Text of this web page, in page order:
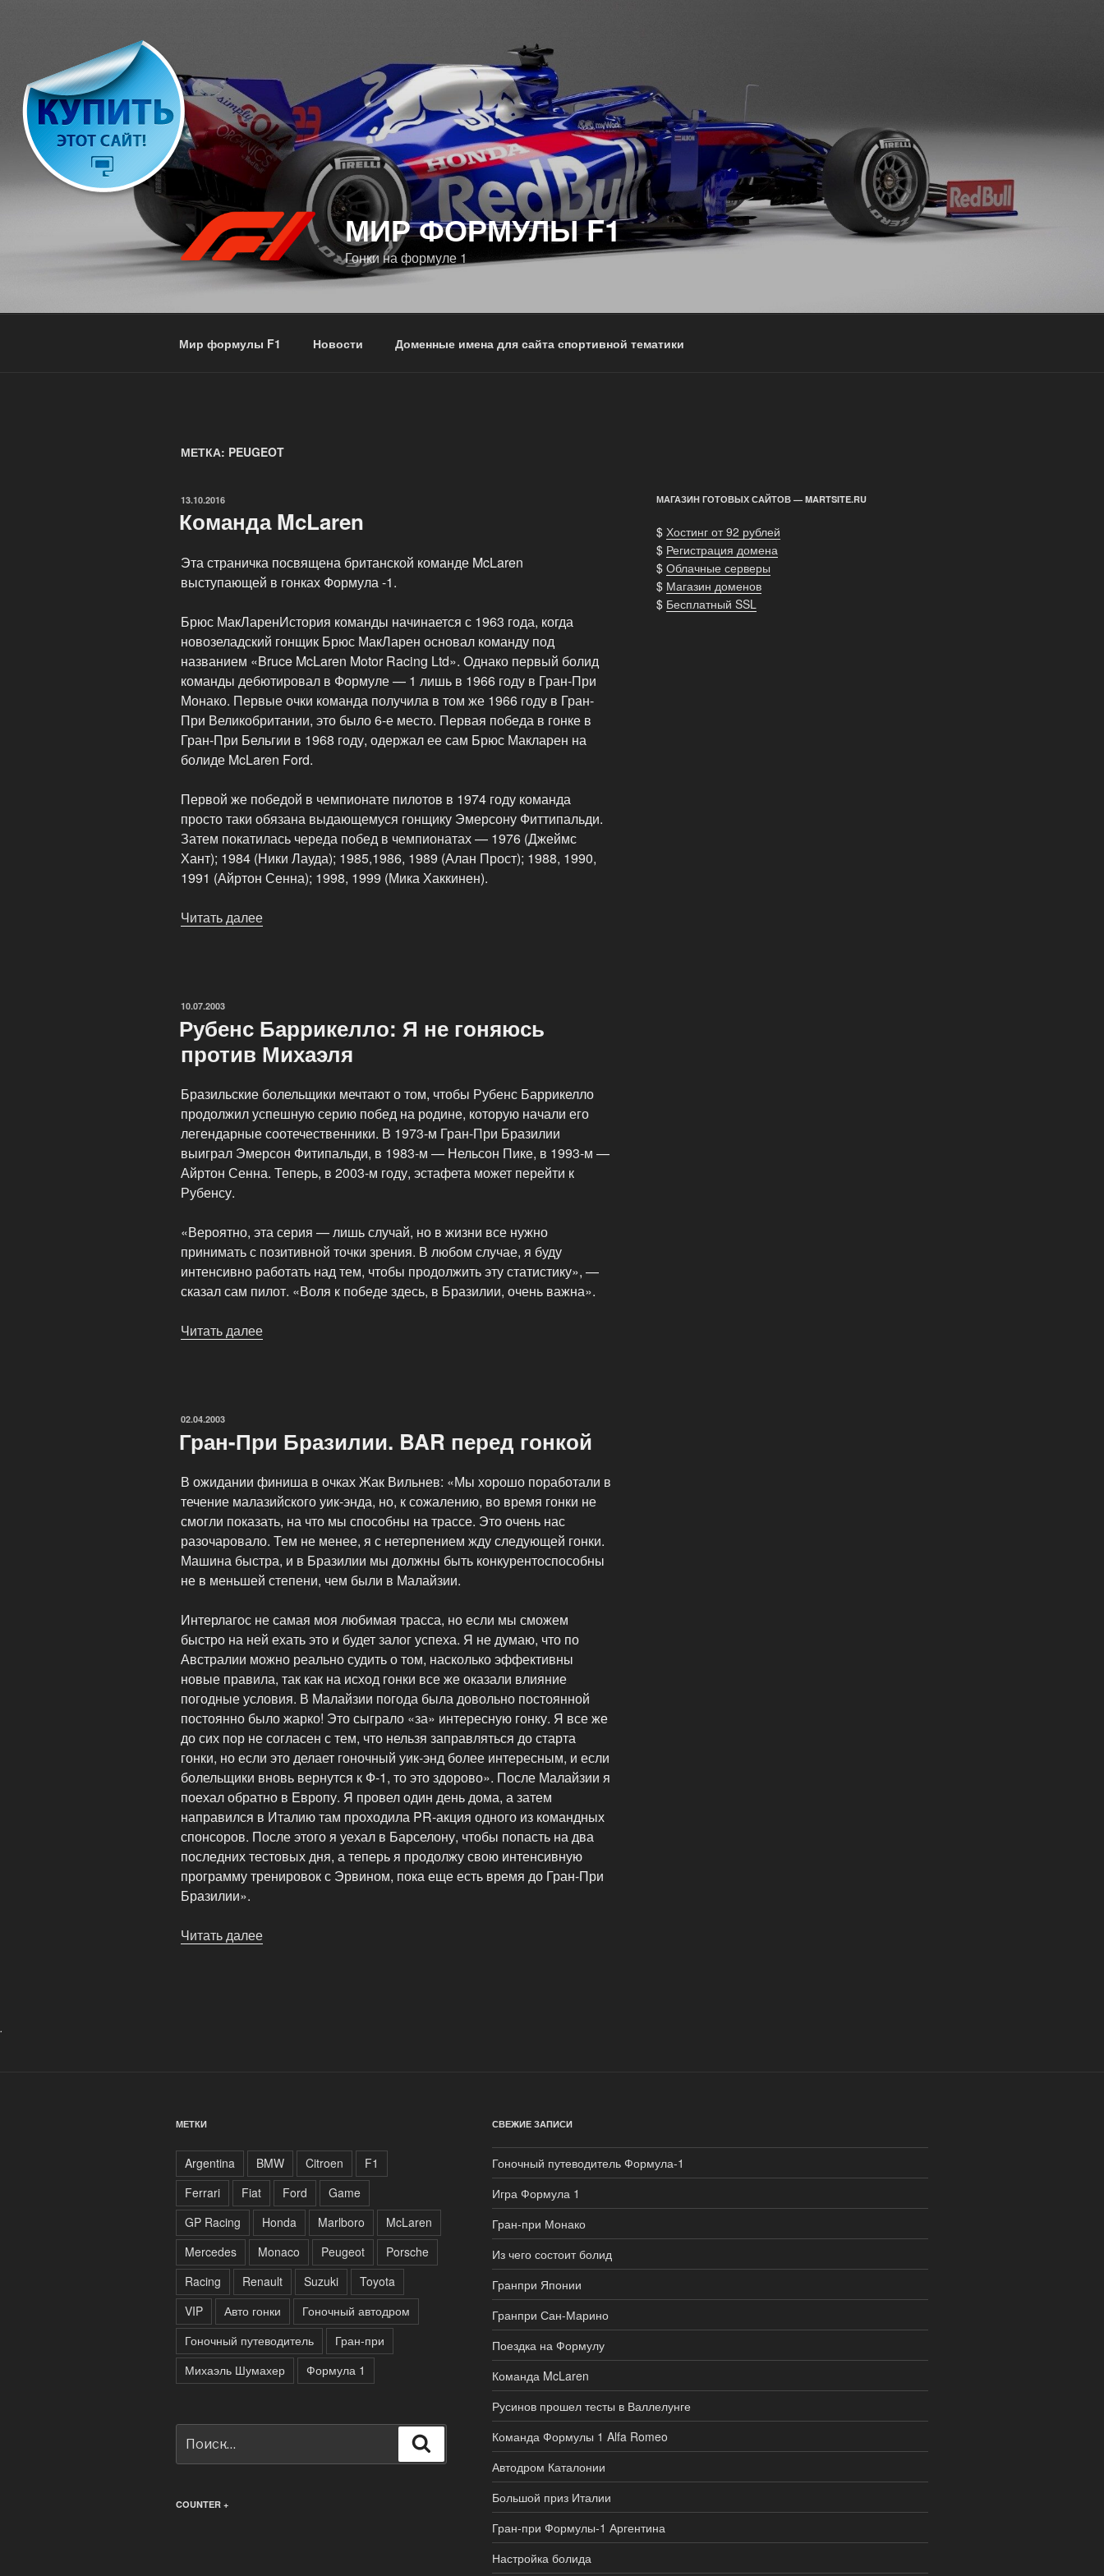
МИР ФОРМУЛЫ F1
Гонки на формуле 1
Мир формулы F1 Новости Доменные имена для сайта спортивной тематики
МЕТКА: PEUGEOT
ОПУБЛИКОВАНО
13.10.2016
Команда McLaren
Эта страничка посвящена британской команде McLaren
выступающей в гонках Формула -1.
Брюс МакЛаренИстория команды начинается с 1963 года, когда
новозеладский гонщик Брюс МакЛарен основал команду под
названием «Bruce McLaren Motor Racing Ltd». Однако первый болид
команды дебютировал в Формуле — 1 лишь в 1966 году в Гран-При
Монако. Первые очки команда получила в том же 1966 году в Гран-
При Великобритании, это было 6-е место. Первая победа в гонке в
Гран-При Бельгии в 1968 году, одержал ее сам Брюс Макларен на
болиде McLaren Ford.
Первой же победой в чемпионате пилотов в 1974 году команда
просто таки обязана выдающемуся гонщику Эмерсону Фиттипальди.
Затем покатилась череда побед в чемпионатах — 1976 (Джеймс
Хант); 1984 (Ники Лауда); 1985,1986, 1989 (Алан Прост); 1988, 1990,
1991 (Айртон Сенна); 1998, 1999 (Мика Хаккинен).
Читать далее
ОПУБЛИКОВАНО
10.07.2003
Рубенс Баррикелло: Я не гоняюсь
против Михаэля
Бразильские болельщики мечтают о том, чтобы Рубенс Баррикелло
продолжил успешную серию побед на родине, которую начали его
легендарные соотечественники. В 1973-м Гран-При Бразилии
выиграл Эмерсон Фитипальди, в 1983-м — Нельсон Пике, в 1993-м —
Айртон Сенна. Теперь, в 2003-м году, эстафета может перейти к
Рубенсу.
«Вероятно, эта серия — лишь случай, но в жизни все нужно
принимать с позитивной точки зрения. В любом случае, я буду
интенсивно работать над тем, чтобы продолжить эту статистику», —
сказал сам пилот. «Воля к победе здесь, в Бразилии, очень важна».
Читать далее
Михаэля»
ОПУБЛИКОВАНО
02.04.2003
Гран-При Бразилии. BAR перед гонкой
В ожидании финиша в очках Жак Вильнев: «Мы хорошо поработали в
течение малазийского уик-энда, но, к сожалению, во время гонки не
смогли показать, на что мы способны на трассе. Это очень нас
разочаровало. Тем не менее, я с нетерпением жду следующей гонки.
Машина быстра, и в Бразилии мы должны быть конкурентоспособны
не в меньшей степени, чем были в Малайзии.
Интерлагос не самая моя любимая трасса, но если мы сможем
быстро на ней ехать это и будет залог успеха. Я не думаю, что по
Австралии можно реально судить о том, насколько эффективны
новые правила, так как на исход гонки все же оказали влияние
погодные условия. В Малайзии погода была довольно постоянной
постоянно было жарко! Это сыграло «за» интересную гонку. Я все же
до сих пор не согласен с тем, что нельзя заправляться до старта
гонки, но если это делает гоночный уик-энд более интересным, и если
болельщики вновь вернутся к Ф-1, то это здорово». После Малайзии я
поехал обратно в Европу. Я провел один день дома, а затем
направился в Италию там проходила PR-акция одного из командных
спонсоров. После этого я уехал в Барселону, чтобы попасть на два
последних тестовых дня, а теперь я продолжу свою интенсивную
программу тренировок с Эрвином, пока еще есть время до Гран-При
Бразилии».
Читать далее
МАГАЗИН ГОТОВЫХ САЙТОВ — MARTSITE.RU
$ Хостинг от 92 рублей
$ Регистрация домена
$ Облачные серверы
$ Магазин доменов
$ Бесплатный SSL
.
МЕТКИ
Argentina BMW Citroen
F1
Ferrari
Fiat Ford
Game
GP Racing
Honda Marlboro
McLaren
Mercedes
Monaco Peugeot
Porsche
Racing
Renault Suzuki
Toyota
VIP
Авто гонки
Гоночный автодром
Гоночный путеводитель
Гран-при
Михаэль Шумахер
Формула 1
COUNTER +
СВЕЖИЕ ЗАПИСИ
Гоночный путеводитель Формула-1
Игра Формула 1
Гран-при Монако
Из чего состоит болид
Гранпри Японии
Гранпри Сан-Марино
Поездка на Формулу
Команда McLaren
Русинов прошел тесты в Валлелунге
Команда Формулы 1 Alfa Romeo
Автодром Каталонии
Большой приз Италии
Гран-при Формулы-1 Аргентина
Настройка болида